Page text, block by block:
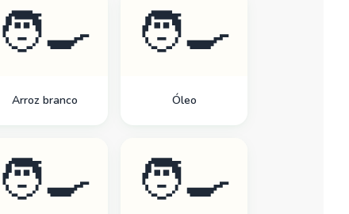
🧑‍🍳
Arroz branco
🧑‍🍳
Óleo
🧑‍🍳 🧑‍🍳